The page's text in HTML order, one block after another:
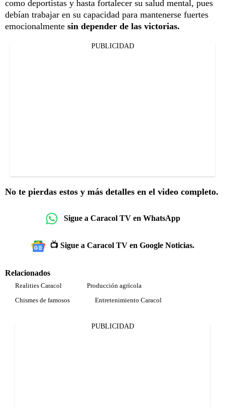
como deportistas y hasta fortalecer su salud mental, pues
debían trabajar en su capacidad para mantenerse fuertes
emocionalmente sin depender de las victorias.
PUBLICIDAD
No te pierdas estos y más detalles en el video completo.
Sigue a Caracol TV en WhatsApp
📺 Sigue a Caracol TV en Google Noticias.
Relacionados
Realities Caracol
Producción agrícola
Chismes de famosos
Entretenimiento Caracol
PUBLICIDAD